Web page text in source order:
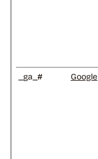
_ga_# Google